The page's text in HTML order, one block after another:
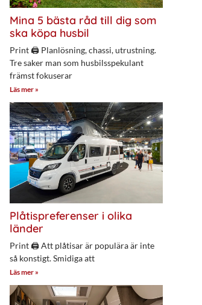
Mina 5 bästa råd till dig som
ska köpa husbil
Print 🖨 Planlösning, chassi, utrustning.
Tre saker man som husbilsspekulant
främst fokuserar
Läs mer »
Plåtispreferenser i olika
länder
Print 🖨 Att plåtisar är populära är inte
så konstigt. Smidiga att
Läs mer »